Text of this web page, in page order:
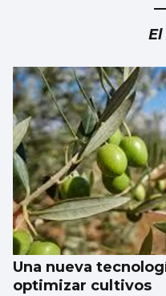
Iris Tió consigue la
técnico del Europeo
El
Una nueva
optimizar cultivos